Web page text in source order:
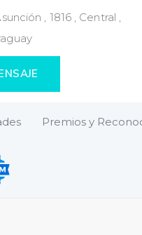
, 1816 , Central ,
Premios y